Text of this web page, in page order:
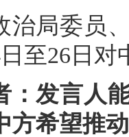
治局委员
至26日
：发言人
方希望推